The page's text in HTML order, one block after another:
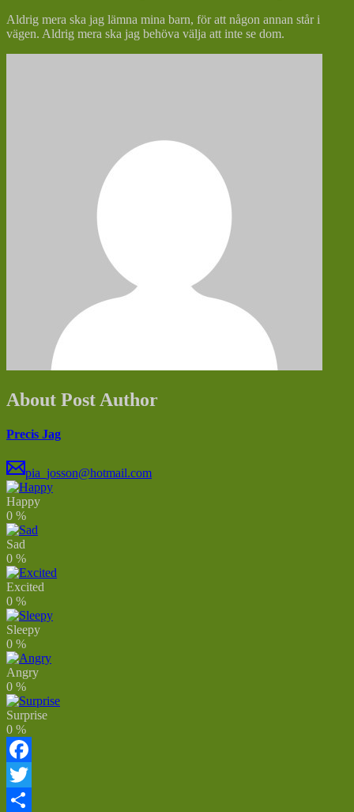
Aldrig mera ska jag lämna mina barn, för att någon annan står i
vägen. Aldrig mera ska jag behöva välja att inte se dom.
About Post Author
Precis Jag
pia_josson@hotmail.com
Happy
0 %
Sad
0 %
Excited
0 %
Sleepy
0 %
Angry
0 %
Surprise
0 %
Facebook
Twitter